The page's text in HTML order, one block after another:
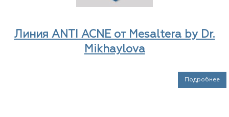
Линия ANTI ACNE от Mesaltera by Dr.
Mikhaylova
Подробнее